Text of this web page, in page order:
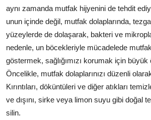
aynı zamanda mutfak hijyenini de tehdit
unun içinde değil, mutfak dolaplarında,
yüzeylerde de dolaşarak, bakteri ve
nedenle, un böcekleriyle mücadelede
göstermek, sağlığımızı korumak için büyük
Öncelikle, mutfak dolaplarınızı düzenli
Kırıntıları, döküntüleri ve diğer atıkları
ve dışını, sirke veya limon suyu gibi doğal
silin.